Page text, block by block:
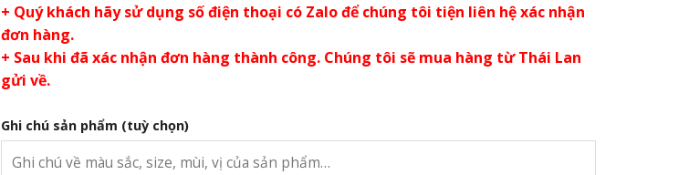
+ Quý khách hãy sử dụng số điện thoại có Zalo để chúng tôi tiện liên hệ xác nhận
đơn hàng.
+ Sau khi đã xác nhận đơn hàng thành công. Chúng tôi sẽ mua hàng từ Thái Lan
gửi về.
Ghi chú sản phẩm (tuỳ chọn)